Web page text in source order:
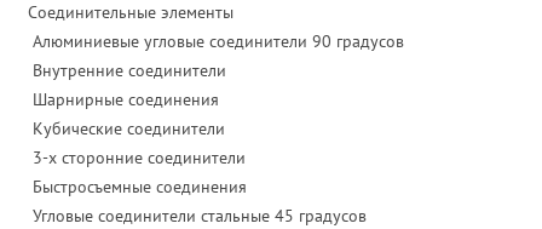
Соединительные элементы
Алюминиевые угловые соединители 90 градусов
Внутренние соединители
Шарнирные соединения
Кубические соединители
3-х сторонние соединители
Быстросъемные соединения
Угловые соединители стальные 45 градусов